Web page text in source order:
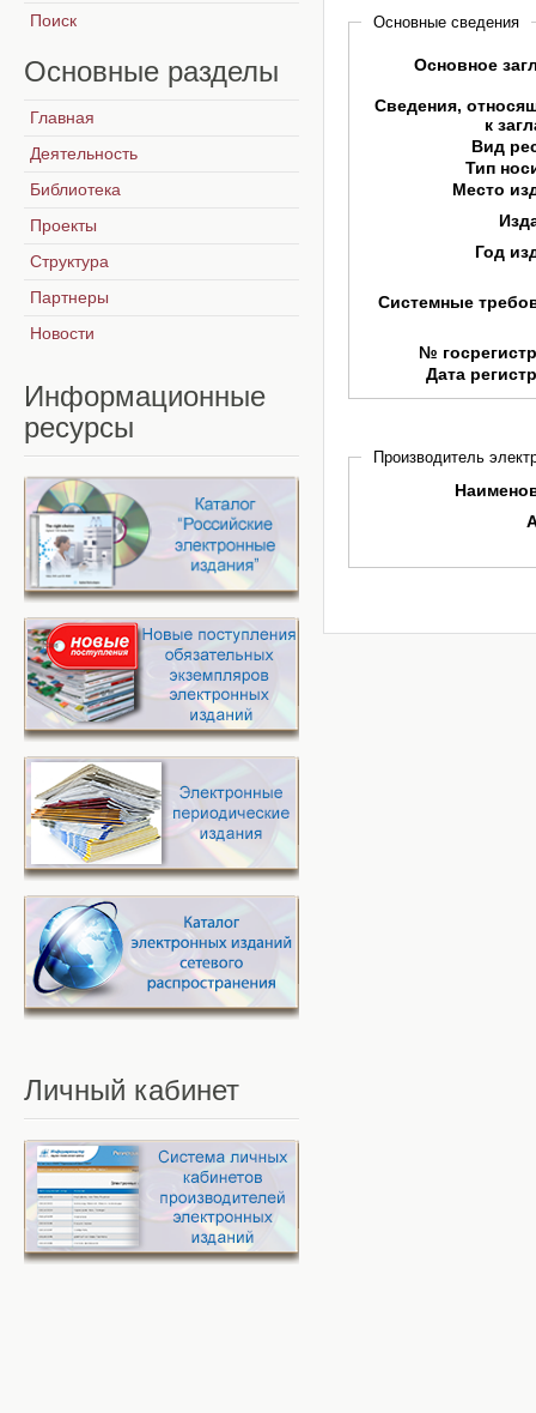
Основные сведения
Основное
Сведения,
к
Вид
Тип
Место
Год
Системные
№
Дата
Производитель
Поиск
Основные разделы
Главная
Деятельность
Библиотека
Проекты
Структура
Партнеры
Новости
Информационные
ресурсы
Личный кабинет